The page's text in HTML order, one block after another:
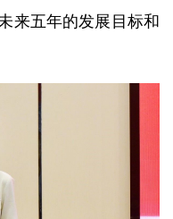
来五年的发展目标和